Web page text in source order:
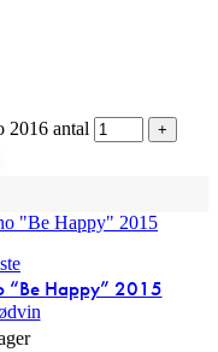
2016 antal +
“Be Happy” 2015